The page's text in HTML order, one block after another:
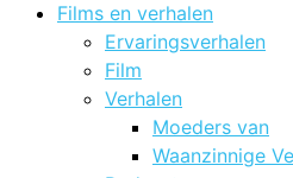
Films en verhalen
Ervaringsverhalen
Film
Verhalen
Moeders van
Waanzinnige